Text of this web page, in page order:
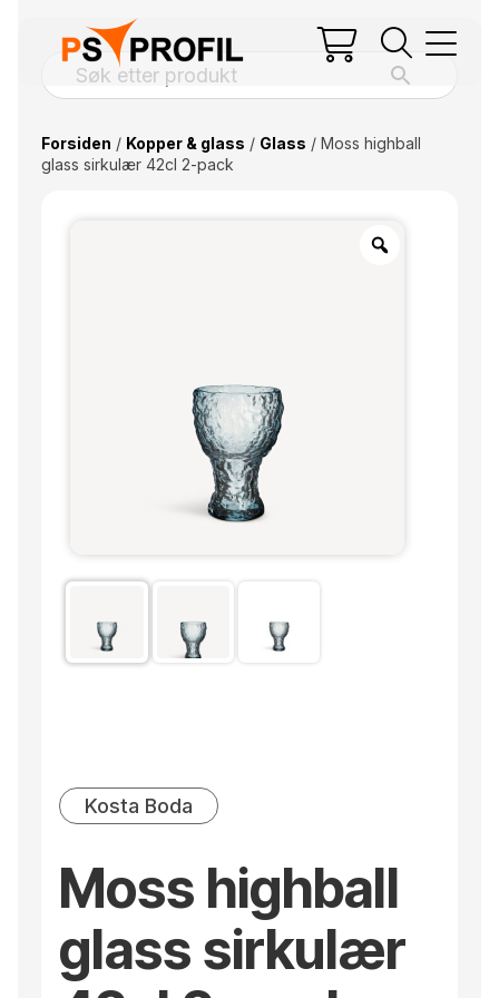
Forsiden / Kopper & glass / Glass / Moss highball
glass sirkulær 42cl 2-pack
Kosta Boda
Moss highball
glass sirkulær